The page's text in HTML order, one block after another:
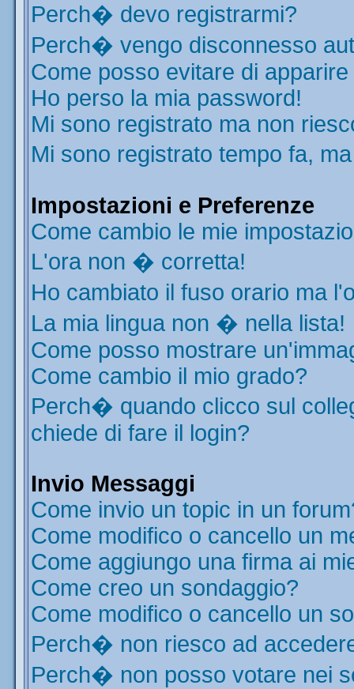
Perch� devo registrarmi?
Perch� vengo disconnesso
Come posso evitare di
Ho perso la mia password!
Mi sono registrato ma non
Mi sono registrato tempo fa,
Impostazioni e Preferenze
Come cambio le mie
L'ora non � corretta!
Ho cambiato il fuso orario ma
La mia lingua non � nella lista!
Come posso mostrare
Come cambio il mio grado?
Perch� quando clicco sul
chiede di fare il login?
Invio Messaggi
Come invio un topic in un
Come modifico o cancello un
Come aggiungo una firma ai
Come creo un sondaggio?
Come modifico o cancello un
Perch� non riesco ad
Perch� non posso votare nei